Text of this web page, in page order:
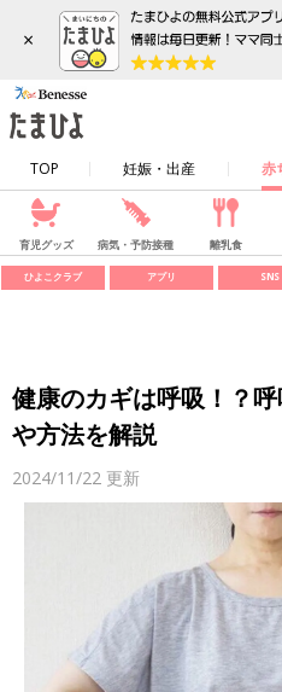
×
TOP 妊娠・出産 赤
育児グッズ 病気・予防接種 離乳食
ひよこクラブ アプリ SNS
健康のカギは呼吸！？
や方法を解説
2024/11/22 更新